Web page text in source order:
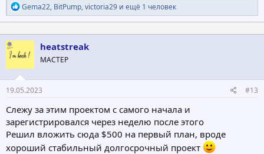
Р
е
а
к
ц
и
:
Gema22, BitPump,victoria29 и ещё 1 человек
heatstreak
МАСТЕР
19.05.2023 #13
Слежу за этим проектом с самого начала и
зарегистрировался через неделю после этого
Решил вложить сюда $500 на первый план, вроде
хороший стабильный долгосрочный проект